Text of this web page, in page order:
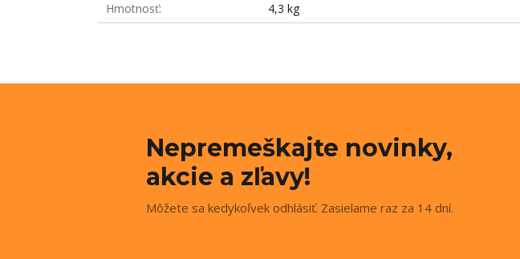
Hmotnosť
4,3 kg
Nepremeškajte novinky,
akcie a zľavy!
Môžete sa kedykoľvek odhlásiť. Zasielame raz za 14 dní.